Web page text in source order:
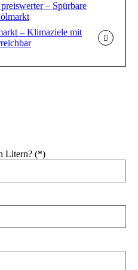
– Spürbare
– Klimaziele mit
Litern? (*)